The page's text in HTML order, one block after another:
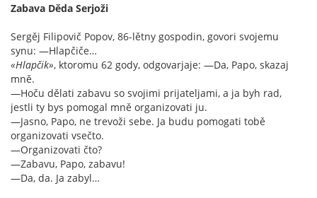
Zabava Děda Serjoži
Sergěj Filipovič Popov, 86-lětny gospodin, govori svojemu
synu: —Hlapčiče…
«Hlapčik», ktoromu 62 gody, odgovarjaje: —Da, Papo, skazaj
mně.
—Hoču dělati zabavu so svojimi prijateljami, a ja byh rad,
jestli ty bys pomogal mně organizovati ju.
—Jasno, Papo, ne trevoži sebe. Ja budu pomogati tobě
organizovati vsečto.
—Organizovati čto?
—Zabavu, Papo, zabavu!
—Da, da. Ja zabyl…